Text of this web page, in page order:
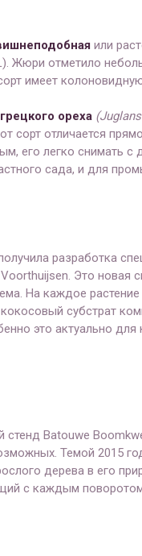
или
Жюри отметило
имеет
грецкого ореха (Juglans
сорт отличается
его легко снимать
сада, и для
разработка
Это новая
На каждое растение
субстрат
это актуально для
Batouwe
Темой 2015
дерева в его
с каждым